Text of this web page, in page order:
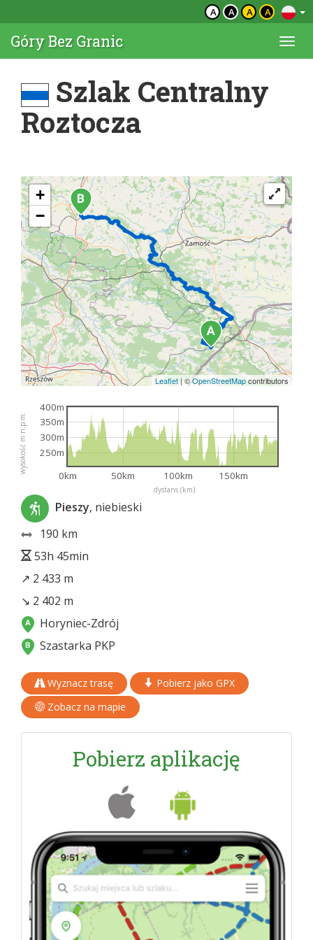
A A A A
Góry Bez Granic
Szlak Centralny
Roztocza
+
−
Leaflet | ©OpenStreetMapcontributors
dystans (km)
wysokość m n.p.m.
0km 50km 100km 150km
250m
300m
350m
400m
Pieszy, niebieski
190 km
53h 45min
↗ 2 433 m
↘ 2 402 m
Horyniec-Zdrój
Szastarka PKP
Wyznacz trasę
Pobierz jako GPX
Zobacz na mapie
Pobierz aplikację